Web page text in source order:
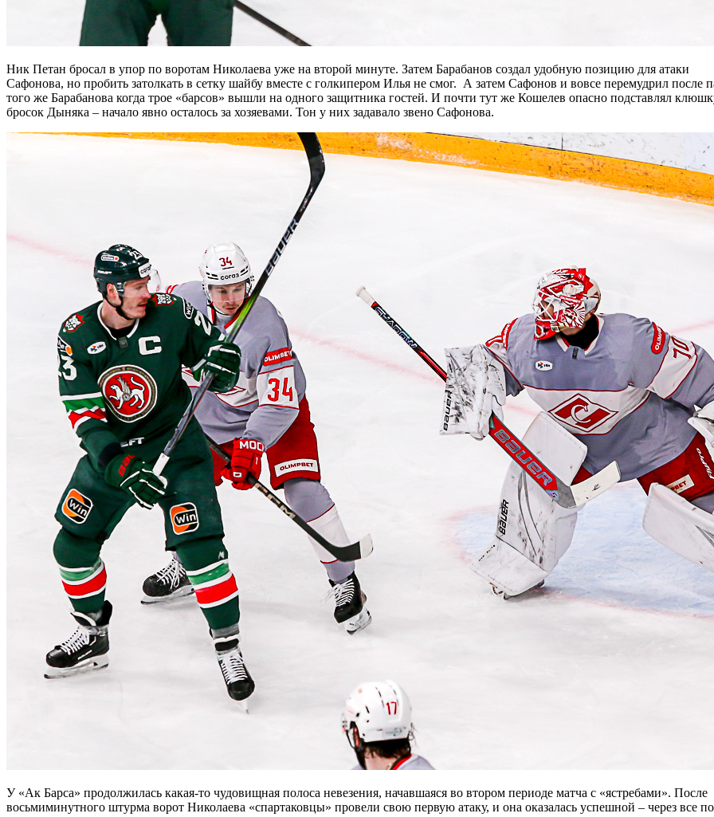
Ник Петан бросал в упор по воротам Николаева уже на второй минуте. Затем Барабанов создал удобную позицию для атаки
Сафонова, но пробить затолкать в сетку шайбу вместе с голкипером Илья не смог. А затем Сафонов и вовсе перемудрил после
того же Барабанова когда трое «барсов» вышли на одного защитника гостей. И почти тут же Кошелев опасно подставлял
бросок Дыняка – начало явно осталось за хозяевами. Тон у них задавало звено Сафонова.
У «Ак Барса» продолжилась какая-то чудовищная полоса невезения, начавшаяся во втором периоде матча с «ястребами». После
восьмиминутного штурма ворот Николаева «спартаковцы» провели свою первую атаку, и она оказалась успешной – через все